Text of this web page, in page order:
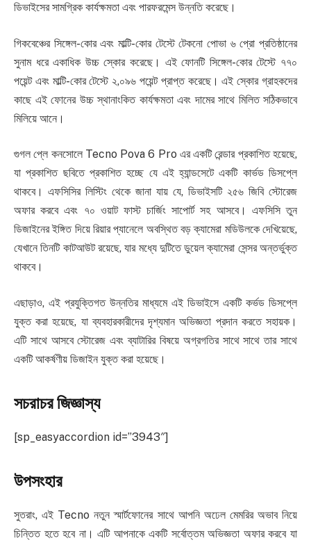
ডিভাইসের সামগ্রিক কার্যক্ষমতা এবং পারফরমেন্স উন্নতি করেছে।
গিকবেঞ্চের সিঙ্গেল-কোর এবং মাল্টি-কোর টেস্টে টেকনো পোভা ৬ প্রো প্রতিষ্ঠানের
সুনাম ধরে একাধিক উচ্চ স্কোর করেছে। এই ফোনটি সিঙ্গেল-কোর টেস্টে ৭৭০
পয়েন্ট এবং মাল্টি-কোর টেস্টে ২,০৯৬ পয়েন্ট প্রাপ্ত করেছে। এই স্কোর গ্রাহকদের
কাছে এই ফোনের উচ্চ স্থানাংকিত কার্যক্ষমতা এবং দামের সাথে মিলিত সঠিকভাবে
মিলিয়ে আনে।
গুগল প্লে কনসোলে Tecno Pova 6 Pro এর একটি রেন্ডার প্রকাশিত হয়েছে,
যা প্রকাশিত ছবিতে প্রকাশিত হচ্ছে যে এই হ্যান্ডসেটে একটি কার্ভড ডিসপ্লে
থাকবে। এফসিসির লিস্টিং থেকে জানা যায় যে, ডিভাইসটি ২৫৬ জিবি স্টোরেজ
অফার করবে এবং ৭০ ওয়াট ফাস্ট চার্জিং সাপোর্ট সহ আসবে। এফসিসি তুন
ডিজাইনের ইঙ্গিত দিয়ে রিয়ার প্যানেলে অবস্থিত বড় ক্যামেরা মডিউলকে দেখিয়েছে,
যেখানে তিনটি কাটআউট রয়েছে, যার মধ্যে দুটিতে ডুয়েল ক্যামেরা সেন্সর অন্তর্ভুক্ত
থাকবে।
এছাড়াও, এই প্রযুক্তিগত উন্নতির মাধ্যমে এই ডিভাইসে একটি কর্ভড ডিসপ্লে
যুক্ত করা হয়েছে, যা ব্যবহারকারীদের দৃশ্যমান অভিজ্ঞতা প্রদান করতে সহায়ক।
এটি সাথে আসবে স্টোরেজ এবং ব্যাটারির বিষয়ে অগ্রগতির সাথে সাথে তার সাথে
একটি আকর্ষণীয় ডিজাইন যুক্ত করা হয়েছে।
সচরাচর জিজ্ঞাস্য
[sp_easyaccordion id=”3943″]
উপসংহার
সুতরাং, এই Tecno নতুন স্মার্টফোনের সাথে আপনি অঢেল মেমরির অভাব নিয়ে
চিন্তিত হতে হবে না। এটি আপনাকে একটি সর্বোত্তম অভিজ্ঞতা অফার করবে যা